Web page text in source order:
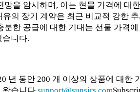
망을 암시하며, 이는 현물 가격에 대
유의 장기 계약은 최근 비교적 강한
분한 공급에 대한 기대는 선물 가격
습니다.
년 동안 200 개 이상의 상품에 대한